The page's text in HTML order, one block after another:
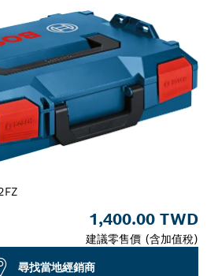
1,400.00 TWD
建議零售價 (含加值稅)
尋找當地經銷商